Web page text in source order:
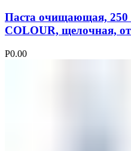
Паста очищающая,
COLOUR, щелочная, от
Р0.00